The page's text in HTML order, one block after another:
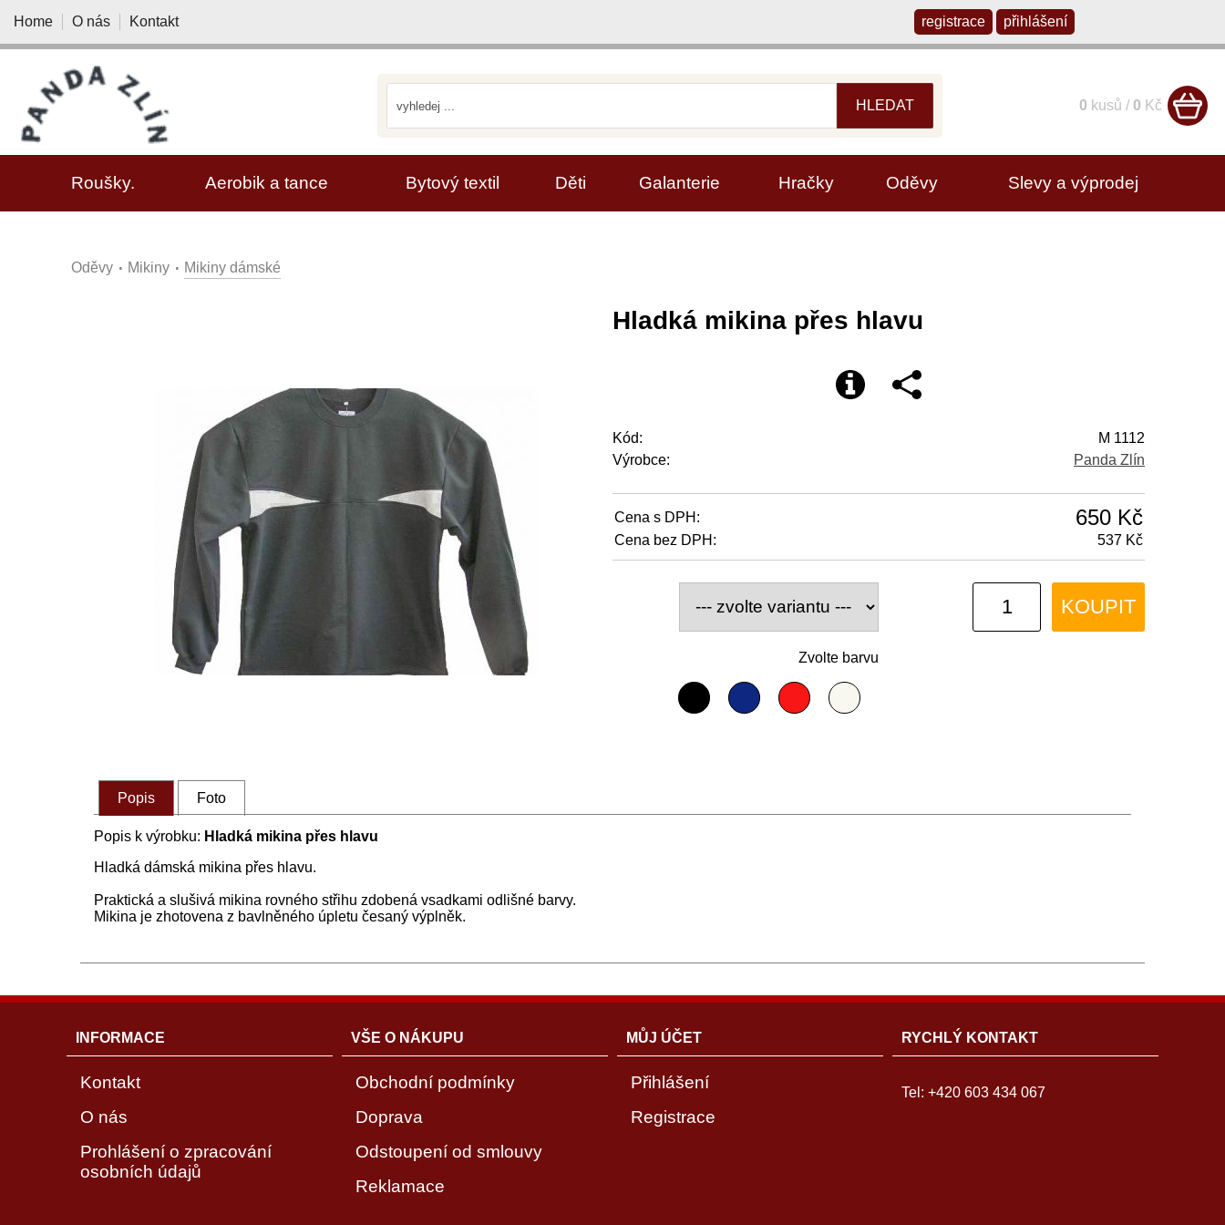
Oděvy Mikiny Mikiny dámské
Hladká mikina přes hlavu
Kód:
M 1112
Výrobce:
Panda Zlín
Cena s DPH: 650 Kč
Cena bez DPH: 537 Kč
Zvolte barvu
KOUPIT
Popis Foto
Popis k výrobku: Hladká mikina přes hlavu
Hladká dámská mikina přes hlavu.
Praktická a slušivá mikina rovného střihu zdobená vsadkami odlišné barvy.
Mikina je zhotovena z bavlněného úpletu česaný výplněk.
VYBRAT KATEGORII
Roušky. Aerobik a tance Bytový textil Děti Galanterie Hračky Oděvy Slevy a výprodej
Home O nás Kontakt registrace přihlášení
HLEDAT 0 kusů / 0 Kč
INFORMACE
Kontakt
O nás
Prohlášení o zpracování
osobních údajů
VŠE O NÁKUPU
Obchodní podmínky
Doprava
Odstoupení od smlouvy
Reklamace
MŮJ ÚČET
Přihlášení
Registrace
RYCHLÝ KONTAKT
Tel: +420 603 434 067